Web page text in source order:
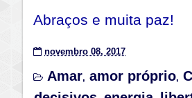
Abraços e muita paz!
novembro 08, 2017
Amar, amor próprio,